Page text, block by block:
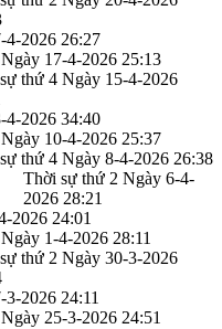
4-2026 26:27
17-4-2026 25:13
thứ 4 Ngày 15-4-2026
4-2026 34:40
10-4-2026 25:37
thứ 4 Ngày 8-4-2026 26:38
Thời sự thứ 2 Ngày 6-4-
2026 28:21
2026 24:01
1-4-2026 28:11
thứ 2 Ngày 30-3-2026
3-2026 24:11
25-3-2026 24:51